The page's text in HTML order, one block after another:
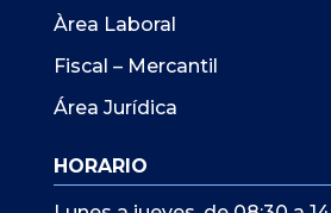
Àrea Laboral
Fiscal – Mercantil
Área Jurídica
HORARIO